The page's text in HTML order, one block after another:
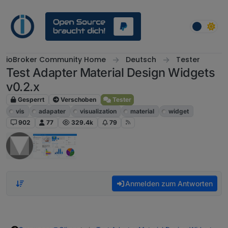
ioBroker Community Home Deutsch Tester
Test Adapter Material Design Widgets
v0.2.x
Gesperrt Verschoben
Tester
vis
adapater visualization material
widget
902
77 329.4k 79
Anmelden zum Antworten